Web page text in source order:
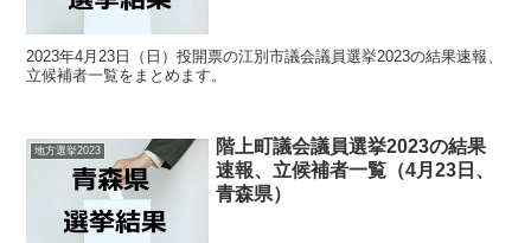
2023年4月23日（日）投開票の江別市議会議員選挙2023の結果速報、
立候補者一覧をまとめます。
地方選挙2023
階上町議会議員選挙2023の結果
速報、立候補者一覧（4月23日、
青森県）